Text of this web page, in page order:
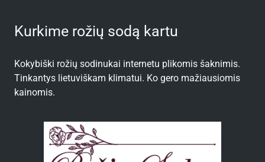
Kurkime rožių sodą kartu
Kokybiški rožių sodinukai internetu plikomis šaknimis.
Tinkantys lietuviškam klimatui. Ko gero mažiausiomis
kainomis.